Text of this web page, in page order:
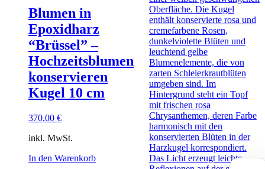
Blumen in
Epoxidharz
“Brüssel” –
Hochzeitsblumen
konservieren
Kugel 10 cm
370,00 €
inkl. MwSt.
In den Warenkorb